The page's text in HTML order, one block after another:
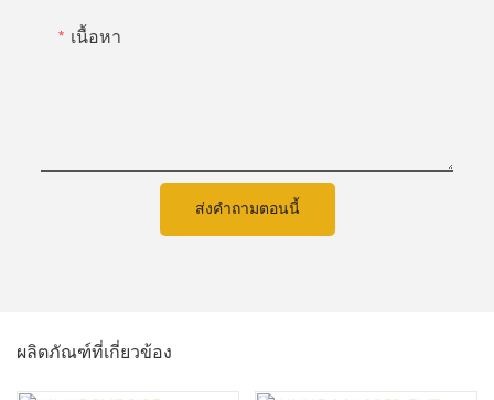
เนื้อหา
ส่งคำถามตอนนี้
ผลิตภัณฑ์ที่เกี่ยวข้อง